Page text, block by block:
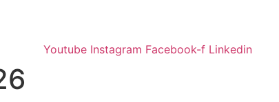
Youtube Instagram Facebook-f Linkedin